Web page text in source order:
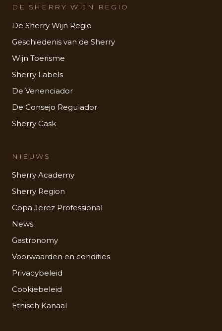
DE SHERRY WIJN REGIO
De Sherry Wijn Regio
Geschiedenis van de Sherry
Wijn Toerisme
Sherry Labels
De Venenciador
De Consejo Regulador
Sherry Cask
NIEUWS
Sherry Academy
Sherry Region
Copa Jerez Professional
News
Gastronomy
Voorwaarden en condities
Privacybeleid
Cookiebeleid
Ethisch Kanaal